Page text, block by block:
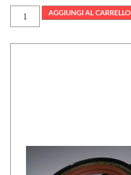
AGGIUNGI AL CARRELLO